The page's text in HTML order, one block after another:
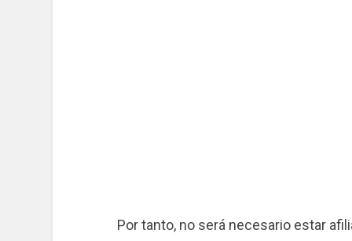
Por tanto, no será necesario estar